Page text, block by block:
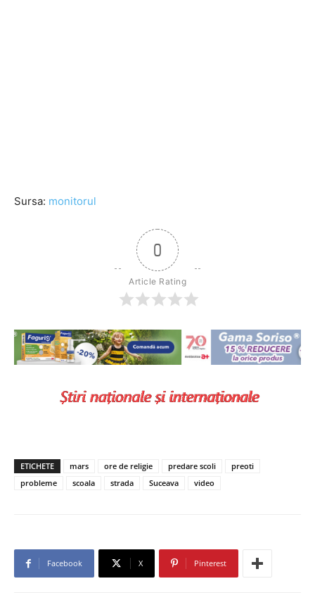
Sursa: monitorul
0
Article Rating
ETICHETE mars ore de religie predare scoli
preoti
probleme
scoala strada Suceava video
Facebook X Pinterest